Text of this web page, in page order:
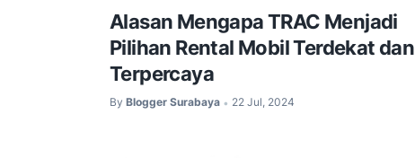
Alasan Mengapa TRAC Menjadi
Pilihan Rental Mobil Terdekat dan
Terpercaya
By Blogger Surabaya • 22 Jul, 2024